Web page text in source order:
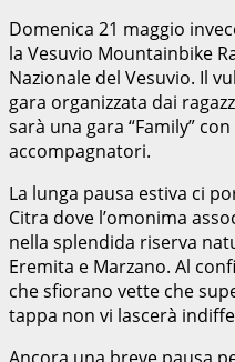
Domenica 21 maggio
la Vesuvio Mountainbike
Nazionale del Vesuvio. Il
gara organizzata dai
sarà una gara “Family”
accompagnatori.
La lunga pausa estiva ci
Citra dove l’omonima
nella splendida riserva
Eremita e Marzano. Al
che sfiorano vette che
tappa non vi lascerà